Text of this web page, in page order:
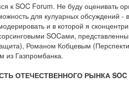
к SOC Forum. Не буду оценивать
для кулуарных обсуждений
и в которой я
SOCами,
Романом Кобцевым
из Газпромбанка.
ОТЕЧЕСТВЕННОГО РЫНКА SOC